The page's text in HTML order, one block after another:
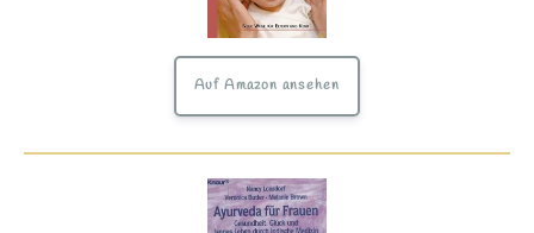
Auf Amazon ansehen